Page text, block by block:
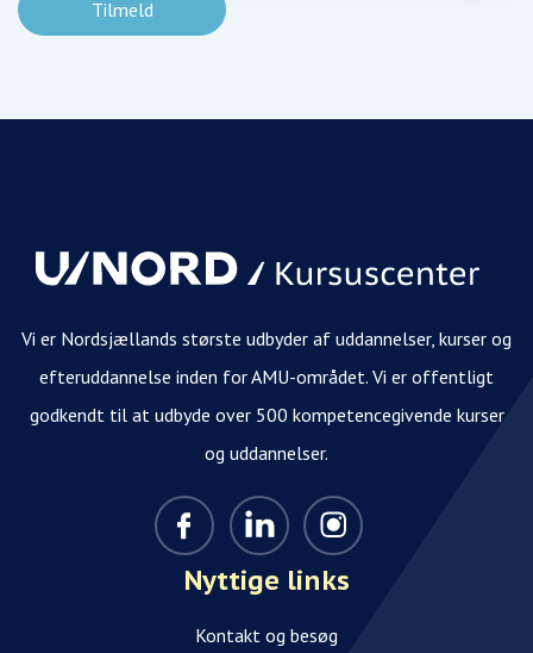
Vi er Nordsjællands største udbyder af uddannelser, kurser og
efteruddannelse inden for AMU-området. Vi er offentligt
godkendt til at udbyde over 500 kompetencegivende kurser
og uddannelser.
Nyttige links
Kontakt og besøg